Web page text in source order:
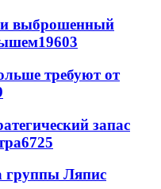
выброшенный
19603
требуют от
запас
6725
группы Ляпис